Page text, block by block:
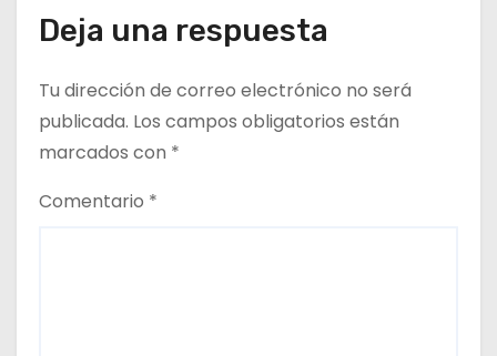
a
d
a
s
Deja una respuesta
Tu dirección de correo electrónico no será
publicada. Los campos obligatorios están
marcados con *
Comentario *